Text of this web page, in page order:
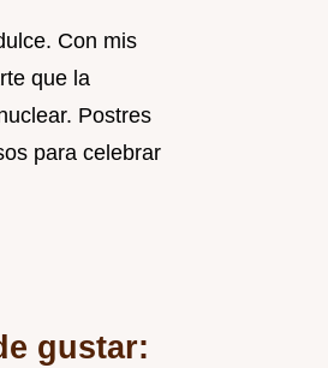
Con mis
que la
Postres
para celebrar
gustar: